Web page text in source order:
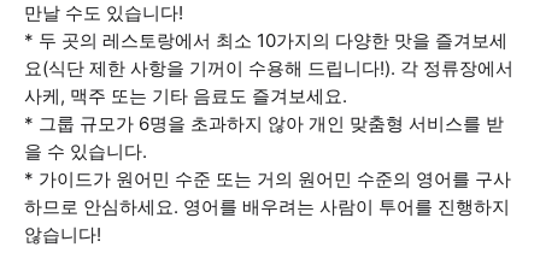
만날 수도 있습니다!
* 두 곳의 레스토랑에서 최소 10가지의 다양한 맛을 즐겨보세
요(식단 제한 사항을 기꺼이 수용해 드립니다!). 각 정류장에서
사케, 맥주 또는 기타 음료도 즐겨보세요.
* 그룹 규모가 6명을 초과하지 않아 개인 맞춤형 서비스를 받
을 수 있습니다.
* 가이드가 원어민 수준 또는 거의 원어민 수준의 영어를 구사
하므로 안심하세요. 영어를 배우려는 사람이 투어를 진행하지
않습니다!